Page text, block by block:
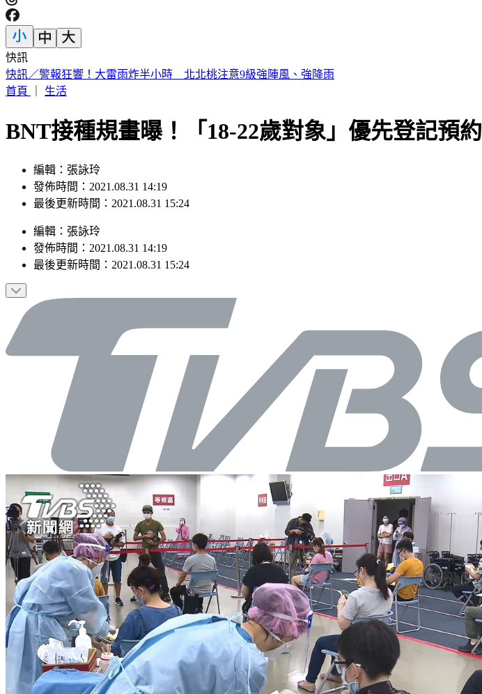
快訊
快訊／警報狂響！大雷雨炸半小時 北北桃注意9級強陣風、強降雨
首頁
生活
BNT接種規畫曝！「18-22歲對象」優先登記預約
編輯：張詠玲
發佈時間：2021.08.31 14:19
最後更新時間：2021.08.31 15:24
編輯 ： 張詠玲
發佈時間： 2021.08.31 14:19
最後更新時間： 2021.08.31 15:24